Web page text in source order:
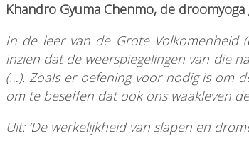
Khandro Gyuma Chenmo, de droomyoga
In de leer van de Grote
inzien dat de weerspiegelingen van die
(…). Zoals er oefening voor nodig is om
om te beseffen dat ook ons waakleven
Uit: ‘De werkelijkheid van slapen en